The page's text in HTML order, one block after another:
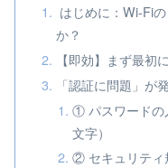
はじめに：Wi-Fi
か？
【即効】まず最初
「認証に問題」が
① パスワードの
文字）
② セキュリティ